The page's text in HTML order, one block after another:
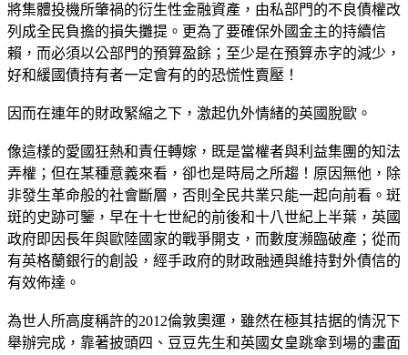
將集體投機所肇禍的衍生性金融資產，由私部門的不良債權改
列成全民負擔的損失攤提。更為了要確保外國金主的持續信
賴，而必須以公部門的預算盈餘；至少是在預算赤字的減少，
好和緩國債持有者一定會有的的恐慌性賣壓！
因而在連年的財政緊縮之下，激起仇外情緒的英國脫歐。
像這樣的愛國狂熱和責任轉嫁，既是當權者與利益集團的知法
弄權；但在某種意義來看，卻也是時局之所趨！原因無他，除
非發生革命般的社會斷層，否則全民共業只能一起向前看。斑
斑的史跡可鑒，早在十七世紀的前後和十八世紀上半葉，英國
政府即因長年與歐陸國家的戰爭開支，而數度瀕臨破產；從而
有英格蘭銀行的創設，經手政府的財政融通與維持對外債信的
有效佈達。
為世人所高度稱許的2012倫敦奧運，雖然在極其拮据的情況下
舉辦完成，靠著披頭四、豆豆先生和英國女皇跳傘到場的畫面